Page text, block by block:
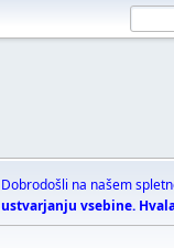
Dobrodošli na našem
ustvarjanju vsebine.